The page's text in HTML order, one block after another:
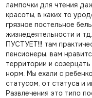
лампочки для чтения
красоты, в каких то
грязное постельное
жизнедеятельности и
ПУСТУЕТ!!! там
пенсионеры, вам
территории и
норм. Мы ехали с
статусом, от статуса и
Развлечения это типо